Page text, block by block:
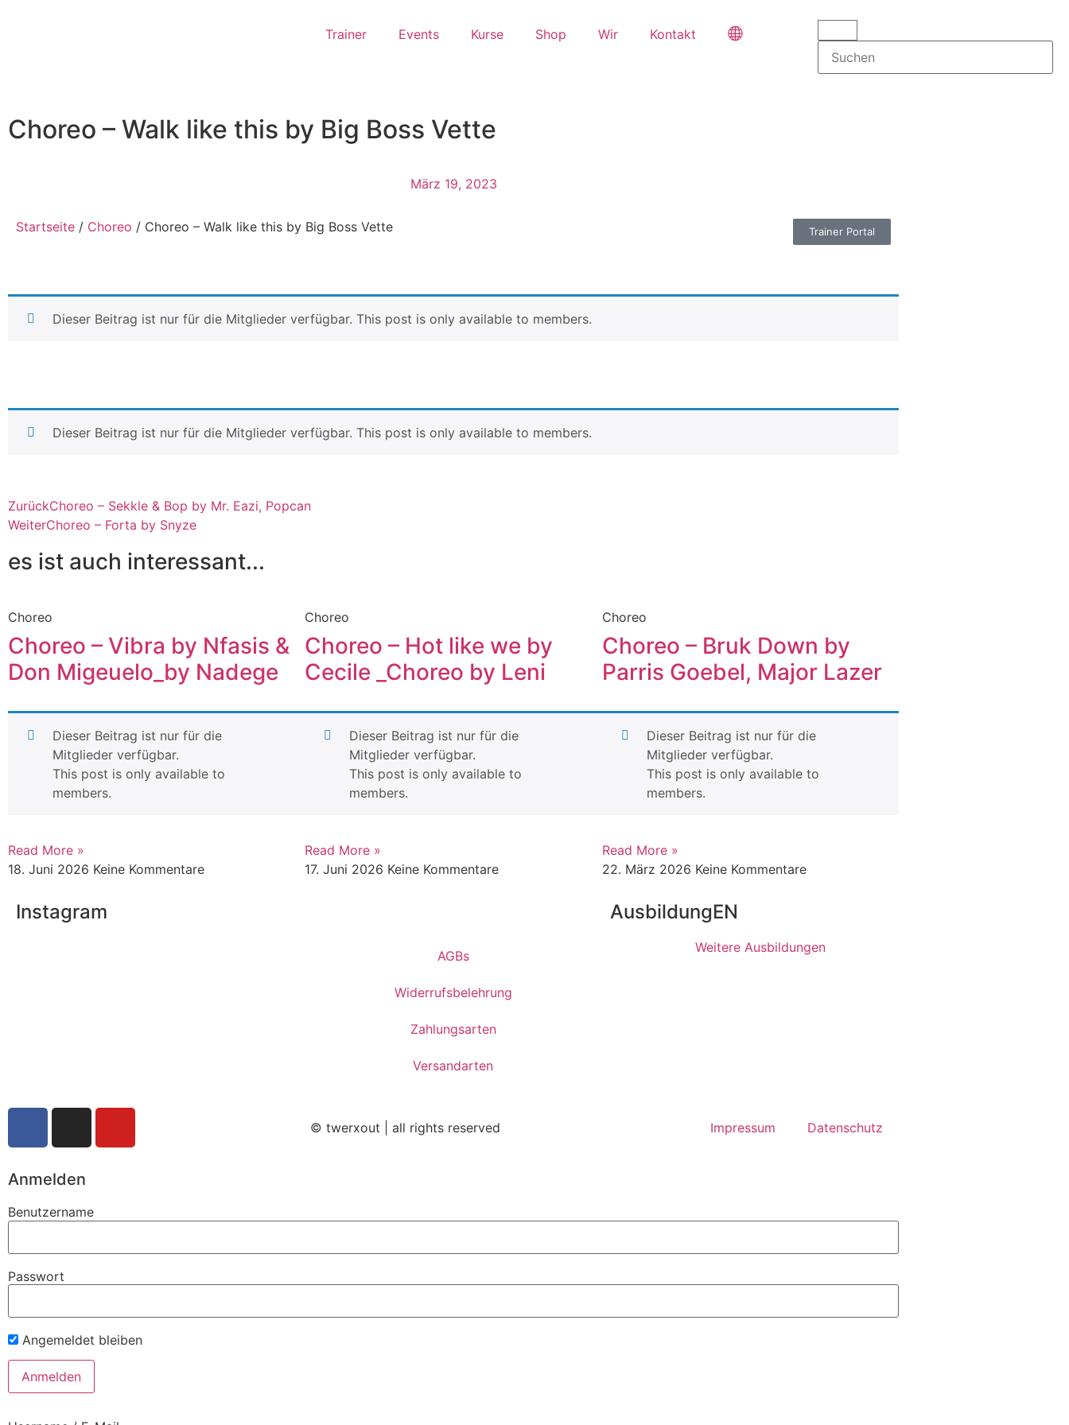
Trainer Events Kurse Shop Wir Kontakt
Choreo – Walk like this by Big Boss Vette
März 19, 2023
Startseite / Choreo / Choreo – Walk like this by Big Boss Vette Trainer Portal
Dieser Beitrag ist nur für die Mitglieder verfügbar. This post is only available to members.
Dieser Beitrag ist nur für die Mitglieder verfügbar. This post is only available to members.
ZurückChoreo – Sekkle & Bop by Mr. Eazi, Popcan
WeiterChoreo – Forta by Snyze
es ist auch interessant...
Choreo
Choreo – Vibra by Nfasis &
Don Migeuelo_by Nadege
Dieser Beitrag ist nur für die
Mitglieder verfügbar.
This post is only available to
members.
Read More »
18. Juni 2026 Keine Kommentare
Choreo
Choreo – Hot like we by
Cecile _Choreo by Leni
Dieser Beitrag ist nur für die
Mitglieder verfügbar.
This post is only available to
members.
Read More »
17. Juni 2026 Keine Kommentare
Choreo
Choreo – Bruk Down by
Parris Goebel, Major Lazer
Dieser Beitrag ist nur für die
Mitglieder verfügbar.
This post is only available to
members.
Read More »
22. März 2026 Keine Kommentare
Instagram
AGBs
Widerrufsbelehrung
Zahlungsarten
Versandarten
AusbildungEN
Weitere Ausbildungen
© twerxout | all rights reserved Impressum Datenschutz
Anmelden
Benutzername
Passwort
Angemeldet bleiben